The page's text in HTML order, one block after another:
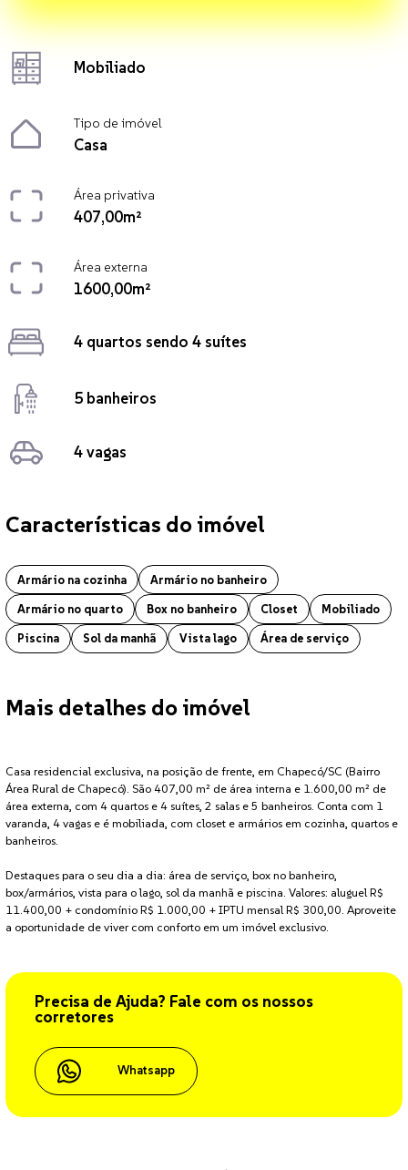
Mobiliado
Tipo de imóvel
Casa
Área privativa
407,00m²
Área externa
1600,00m²
4 quartos sendo 4 suítes
5 banheiros
4 vagas
Casa localizado no bairro Área Rural de Chapecó em Chapecó. O
Características do imóvel
Armário na cozinha
Armário no banheiro
Armário no quarto
Box no banheiro Closet
Mobiliado
Piscina
Sol da manhã Vista lago Área de serviço
Mais detalhes do imóvel
Casa residencial exclusiva, na posição de frente, em Chapecó/SC (Bairro
Área Rural de Chapecó). São 407,00 m² de área interna e 1.600,00 m² de
área externa, com 4 quartos e 4 suítes, 2 salas e 5 banheiros. Conta com 1
varanda, 4 vagas e é mobiliada, com closet e armários em cozinha, quartos e
banheiros.
Destaques para o seu dia a dia: área de serviço, box no banheiro,
box/armários, vista para o lago, sol da manhã e piscina. Valores: aluguel R$
11.400,00 + condomínio R$ 1.000,00 + IPTU mensal R$ 300,00. Aproveite
a oportunidade de viver com conforto em um imóvel exclusivo.
Precisa de Ajuda? Fale com os nossos
corretores
Whatsapp